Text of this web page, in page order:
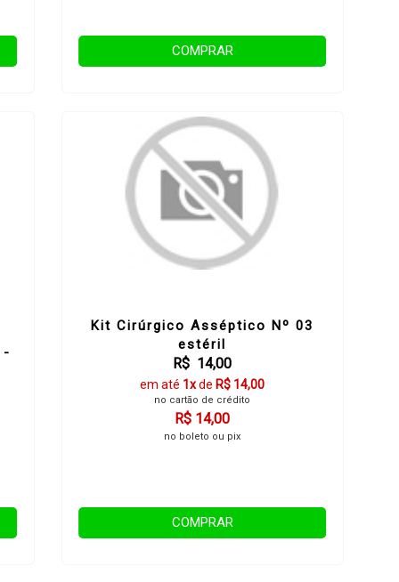
COMPRAR
-
Kit Cirúrgico Asséptico Nº 03
estéril
R$ 14,00
em até 1xde R$ 14,00
no cartão de crédito
R$ 14,00
no boleto ou pix
COMPRAR